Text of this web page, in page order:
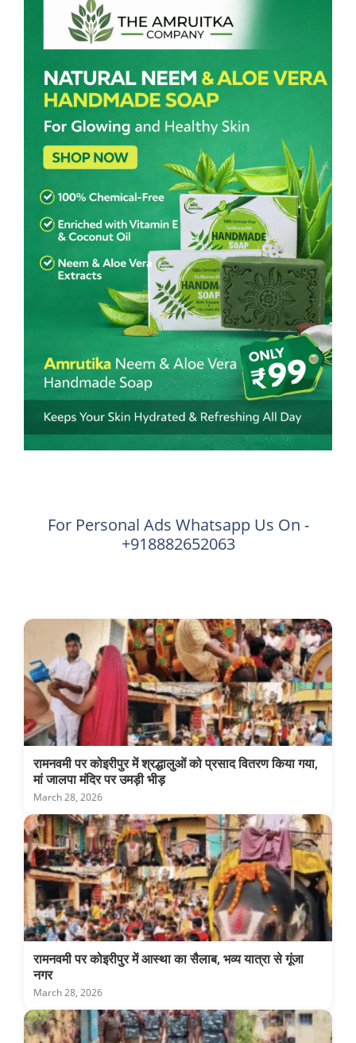
For Personal Ads Whatsapp Us On -
+918882652063
रामनवमी पर कोइरीपुर में श्रद्धालुओं को प्रसाद वितरण किया गया,
मां जालपा मंदिर पर उमड़ी भीड़
March 28, 2026
रामनवमी पर कोइरीपुर में आस्था का सैलाब, भव्य यात्रा से गूंजा
नगर
March 28, 2026